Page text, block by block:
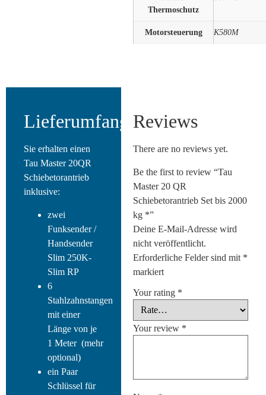
Thermoschutz
Motorsteuerung K580M
Lieferumfang:
Sie erhalten einen
Tau Master 20QR
Schiebetorantrieb
inklusive:
zwei
Funksender /
Handsender
Slim 250K-
Slim RP
6
Stahlzahnstangen
mit einer
Länge von je
1 Meter (mehr
optional)
ein Paar
Schlüssel für
Reviews
There are no reviews yet.
Be the first to review “Tau
Master 20 QR
Schiebetorantrieb Set bis 2000
kg *”
Deine E-Mail-Adresse wird
nicht veröffentlicht.
Erforderliche Felder sind mit *
markiert
Your rating *
Your review *